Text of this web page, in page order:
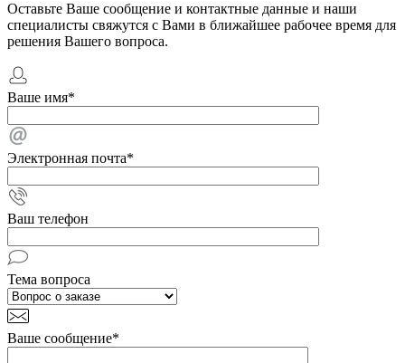
Оставьте Ваше сообщение и контактные данные и наши
специалисты свяжутся с Вами в ближайшее рабочее время для
решения Вашего вопроса.
Ваше имя*
Электронная почта*
Ваш телефон
Тема вопроса
Ваше сообщение*